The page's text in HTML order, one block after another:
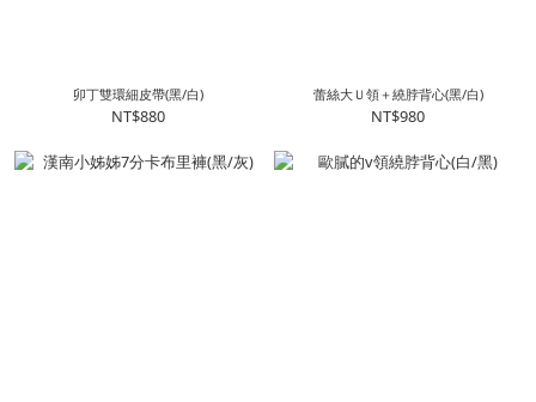
卯丁雙環細皮帶(黑/白)
NT$880
蕾絲大Ｕ領＋繞脖背心(黑/白)
NT$980